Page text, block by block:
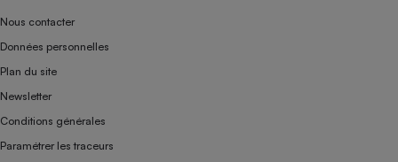
Nous contacter
Données personnelles
Plan du site
Newsletter
Conditions générales
Paramétrer les traceurs